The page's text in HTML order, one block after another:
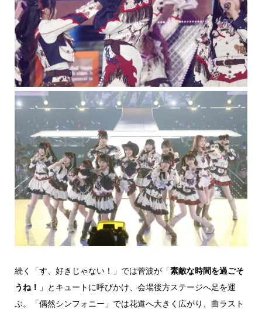
続く「す、好きじゃない！」では菅波が「素敵な時間を過ごそ
うね！ 」とキュートに呼びかけ、会場後方ステージへ足を運
ぶ。「偶然シンフォニー」では花道へ大きく広がり、曲ラスト